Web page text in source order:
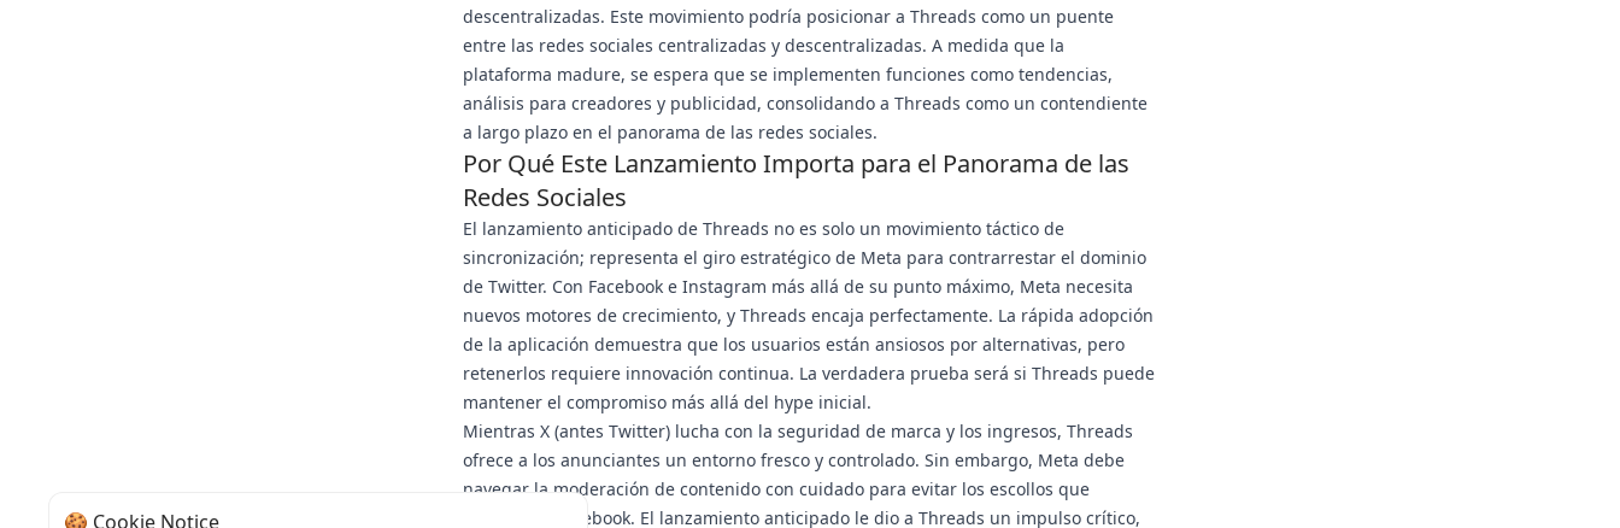
descentralizadas. Este movimiento podría posicionar a Threads como un puente
entre las redes sociales centralizadas y descentralizadas. A medida que la
plataforma madure, se espera que se implementen funciones como tendencias,
análisis para creadores y publicidad, consolidando a Threads como un contendiente
a largo plazo en el panorama de las redes sociales.
Por Qué Este Lanzamiento Importa para el Panorama de las
Redes Sociales
El lanzamiento anticipado de Threads no es solo un movimiento táctico de
sincronización; representa el giro estratégico de Meta para contrarrestar el dominio
de Twitter. Con Facebook e Instagram más allá de su punto máximo, Meta necesita
nuevos motores de crecimiento, y Threads encaja perfectamente. La rápida adopción
de la aplicación demuestra que los usuarios están ansiosos por alternativas, pero
retenerlos requiere innovación continua. La verdadera prueba será si Threads puede
mantener el compromiso más allá del hype inicial.
Mientras X (antes Twitter) lucha con la seguridad de marca y los ingresos, Threads
ofrece a los anunciantes un entorno fresco y controlado. Sin embargo, Meta debe
navegar la moderación de contenido con cuidado para evitar los escollos que
plagaron a Facebook. El lanzamiento anticipado le dio a Threads un impulso crítico,
🍪 Cookie Notice